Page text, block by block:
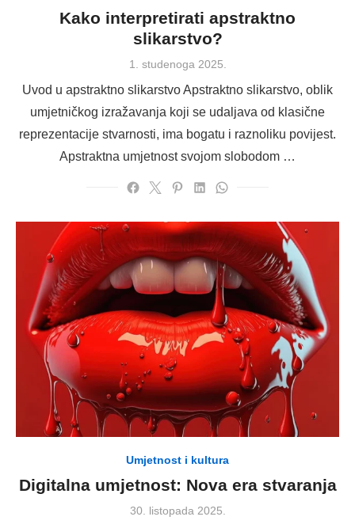
Kako interpretirati apstraktno
slikarstvo?
Posted
1. studenoga 2025.
Uvod u apstraktno slikarstvo Apstraktno slikarstvo, oblik
umjetničkog izražavanja koji se udaljava od klasične
reprezentacije stvarnosti, ima bogatu i raznoliku povijest.
Apstraktna umjetnost svojom slobodom …
Umjetnost i kultura
Digitalna umjetnost: Nova era stvaranja
Posted
30. listopada 2025.